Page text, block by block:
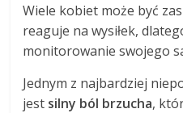
Wiele kobiet może być
reaguje na wysiłek,
monitorowanie swojego
Jednym z najbardziej
jest silny ból brzucha,